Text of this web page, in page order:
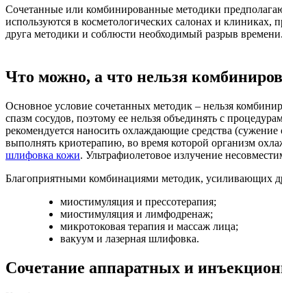
Сочетанные или комбинированные методики
используются в косметологических салонах и клиниках,
друга методики и соблюсти необходимый разрыв
Что можно, а что нельзя
Основное условие сочетанных методик – нельзя
спазм сосудов, поэтому ее нельзя объединять с
рекомендуется наносить охлаждающие средства
выполнять криотерапию, во время которой организм
шлифовка кожи. Ультрафиолетовое излучение
Благоприятными комбинациями методик, усиливающих
миостимуляция и прессотерапия;
миостимуляция и лимфодренаж;
микротоковая терапия и массаж лица;
вакуум и лазерная шлифовка.
Сочетание аппаратных и